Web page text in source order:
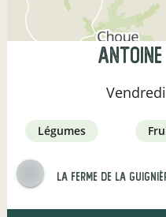
Vendredi
légumes
La ferme de la